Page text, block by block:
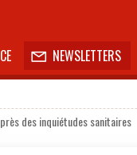
 NEWSLETTERS
des inquiétudes sanitaires